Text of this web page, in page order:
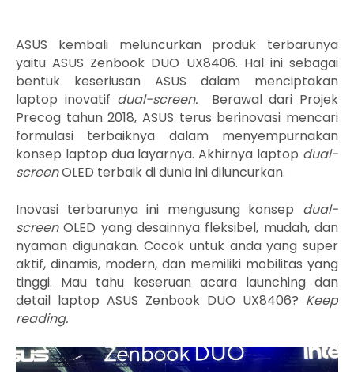
ASUS kembali meluncurkan produk terbarunya
yaitu ASUS Zenbook DUO UX8406. Hal ini sebagai
bentuk keseriusan ASUS dalam menciptakan
laptop inovatif dual-screen. Berawal dari Projek
Precog tahun 2018, ASUS terus berinovasi mencari
formulasi terbaiknya dalam menyempurnakan
konsep laptop dua layarnya. Akhirnya laptop dual-
screenOLED terbaik di dunia ini diluncurkan.
Inovasi terbarunya ini mengusung konsep dual-
screenOLED yang desainnya fleksibel, mudah, dan
nyaman digunakan. Cocok untuk anda yang super
aktif, dinamis, modern, dan memiliki mobilitas yang
tinggi. Mau tahu keseruan acara launching dan
detail laptop ASUS Zenbook DUO UX8406? Keep
reading.